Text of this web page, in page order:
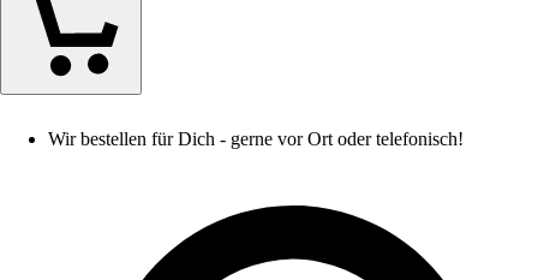
Wir bestellen für Dich - gerne vor Ort oder telefonisch!